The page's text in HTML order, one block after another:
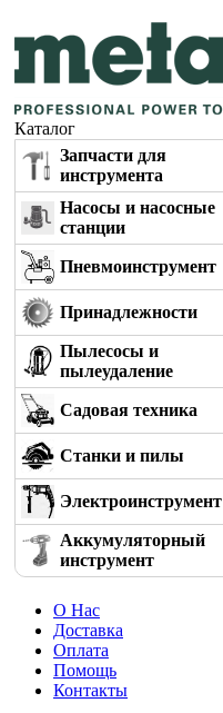
Каталог
Запчасти для
инструмента
Насосы и насосные
станции
Пневмоинструмент
Принадлежности
Пылесосы и
пылеудаление
Садовая техника
Станки и пилы
Электроинструмент
Аккумуляторный
инструмент
О Нас
Доставка
Оплата
Помощь
Контакты